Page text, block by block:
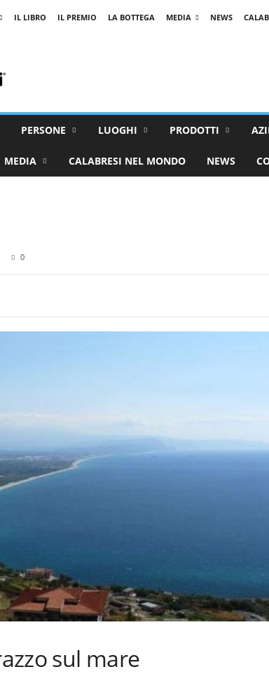
IL LIBRO IL PREMIO LA BOTTEGA MEDIA NEWS
PERSONE LUOGHI PRODOTTI
MEDIA CALABRESI NEL MONDO NEWS
0
sul mare